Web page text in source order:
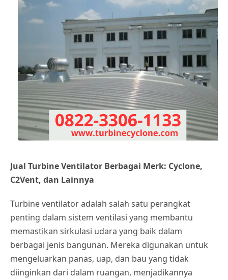
Jual Turbine Ventilator Berbagai Merk: Cyclone,
C2Vent, dan Lainnya
Turbine ventilator adalah salah satu perangkat
penting dalam sistem ventilasi yang membantu
memastikan sirkulasi udara yang baik dalam
berbagai jenis bangunan. Mereka digunakan untuk
mengeluarkan panas, uap, dan bau yang tidak
diinginkan dari dalam ruangan, menjadikannya